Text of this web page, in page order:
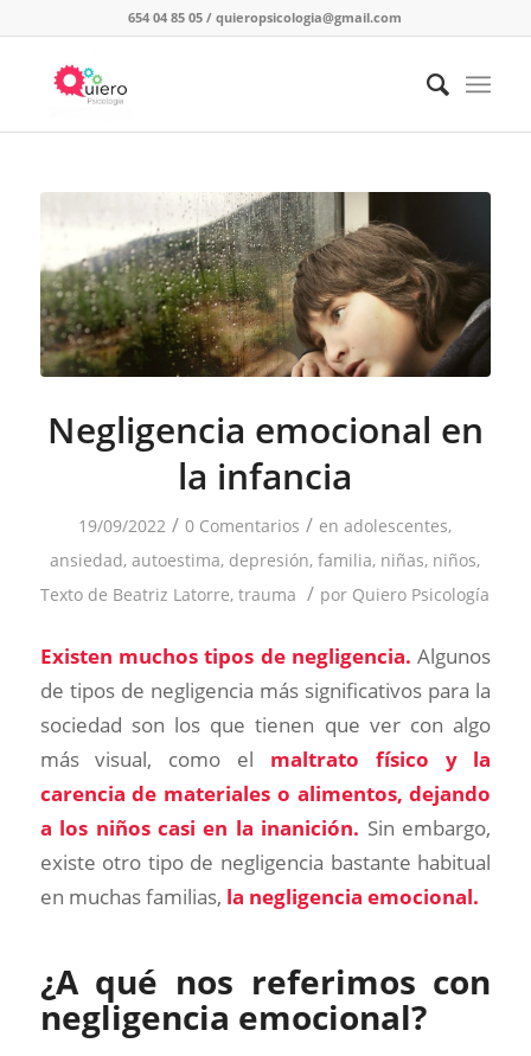
654 04 85 05 /quieropsicologia@gmail.com
Negligencia emocional en
la infancia
19/09/2022 / 0 Comentarios / enadolescentes,
ansiedad,autoestima, depresión,familia, niñas, niños,
Texto de Beatriz Latorre,trauma / por Quiero Psicología
Existen muchos tipos de negligencia. Algunos
de tipos de negligencia más significativos para la
sociedad son los que tienen que ver con algo
más visual, como el maltrato físico
y la
carencia de materiales o alimentos, dejando
a los niños casi en la inanición. Sin embargo,
existe otro tipo de negligencia bastante habitual
en muchas familias, la negligencia emocional.
¿A qué nos referimos con
negligencia emocional?